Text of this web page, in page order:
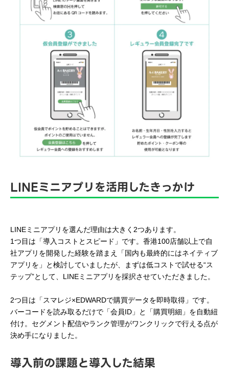
LINEミニアプリを活用したきっかけ
LINEミニアプリを選んだ理由は大きく2つあります。
1つ目は「導入コストとスピード」です。香港100店舗以上で自
社アプリを開発した経験を踏まえ「国内も最終的にはネイティブ
アプリを」と検討していましたが、まずは低コストで試せる“ス
テップ”として、LINEミニアプリを採択させていただきました。
2つ目は「スマレジ×EDWARDで購買データを即時取得」です。
バーコードを読み取るだけで「会員ID」と「購買明細」を自動紐
付け。セグメント配信やランク管理がワンクリックで行える点が
決め手になりました。
導入前の課題と導入した結果